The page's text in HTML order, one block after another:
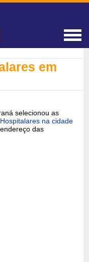
em
selecionou as
na cidade
das